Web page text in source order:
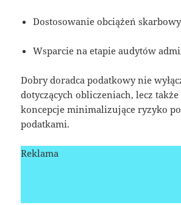
Dostosowanie obciążeń
Wsparcie na etapie audytów
Dobry doradca podatkowy nie
dotyczących obliczeniach, lecz
koncepcje minimalizujące ryzyko
podatkami.
Reklama